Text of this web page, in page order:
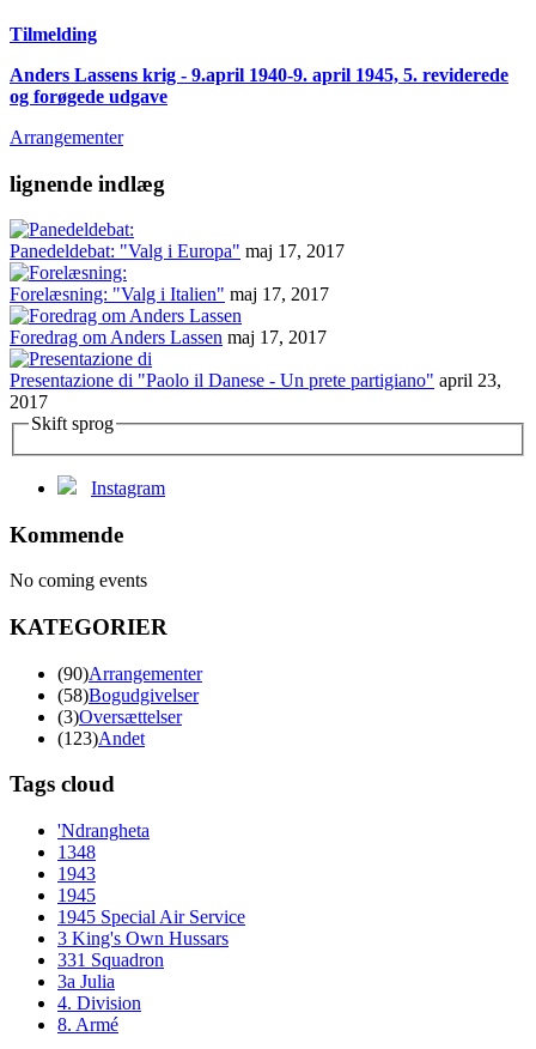
Tilmelding
Anders Lassens krig - 9.april 1940-9. april 1945, 5. reviderede
og forøgede udgave
Arrangementer
lignende indlæg
Panedeldebat: "Valg i Europa" maj 17, 2017
Forelæsning: "Valg i Italien" maj 17, 2017
Foredrag om Anders Lassen maj 17, 2017
Presentazione di "Paolo il Danese - Un prete partigiano" april 23,
2017
Skift sprog
Instagram
Kommende
No coming events
KATEGORIER
(90)Arrangementer
(58)Bogudgivelser
(3)Oversættelser
(123)Andet
Tags cloud
'Ndrangheta
1348
1943
1945
1945 Special Air Service
3 King's Own Hussars
331 Squadron
3a Julia
4. Division
8. Armé